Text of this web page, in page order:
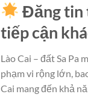
Đăng tin
tiếp cận
Lào Cai – đất Sa Pa
phạm vi rộng lớn,
Cai mang đến khả